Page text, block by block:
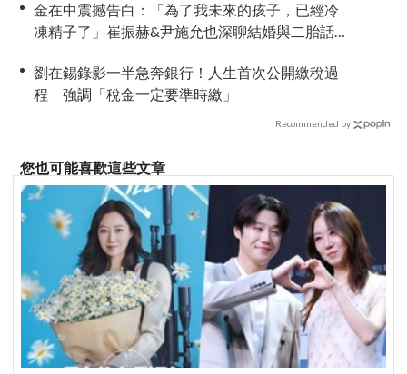
金在中震撼告白：「為了我未來的孩子，已經冷
凍精子了」崔振赫&尹施允也深聊結婚與二胎話題
劉在錫錄影一半急奔銀行！人生首次公開繳稅過
程 強調「稅金一定要準時繳」
Recommended by
您也可能喜歡這些文章